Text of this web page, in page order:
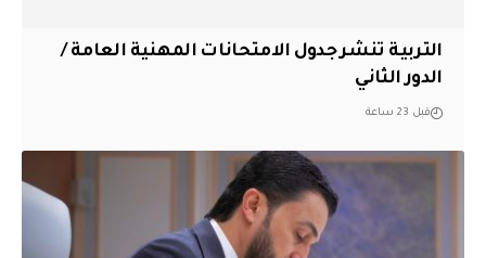
التربية تنشر جدول الامتحانات المهنية العامة /
الدور الثاني
قبل 23 ساعة